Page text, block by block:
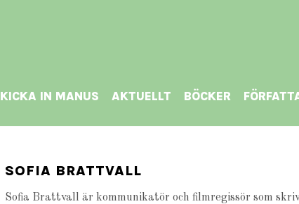
IN MANUS AKTUELLT BÖCKER
SOFIA BRATTVALL
Sofia Brattvall är kommunikatör och filmregissör som